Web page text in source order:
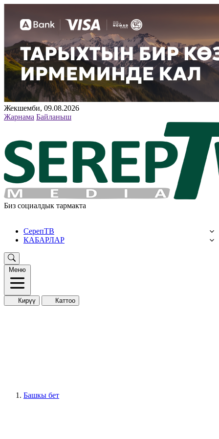
Жекшемби, 09.08.2026
Жарнама Байланыш
Биз социалдык тармакта
СерепТВ
КАБАРЛАР
Меню
Кирүү Каттоо
Башкы бет